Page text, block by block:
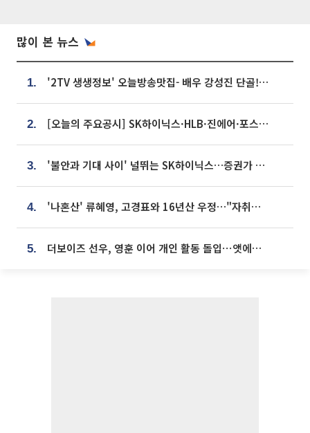
많이 본 뉴스
1. '2TV 생생정보' 오늘방송맛집- 배우 강성진 단골! 쌀국수ㆍ푸팟퐁 커리 맛집 '블○○○'
2. [오늘의 주요공시] SK하이닉스·HLB·진에어·포스코홀딩스·네이버·대우건설 등
3. '불안과 기대 사이' 널뛰는 SK하이닉스…증권가 "HBM4·LTA 기반 펀터멘털 견고"
4. '나혼산' 류혜영, 고경표와 16년산 우정…"자취방서 부모님과 마주쳐"
5. 더보이즈 선우, 영훈 이어 개인 활동 돌입⋯앳에어리어와 전속계약